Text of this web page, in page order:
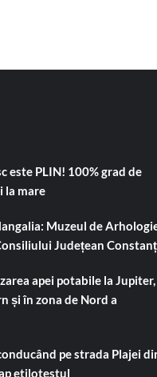
este PLIN! 100% grad de
la mare
Muzeul de
Județean
apei potabile la Jupiter,
și în zona de Nord a
pe strada Plajei
etilotestul